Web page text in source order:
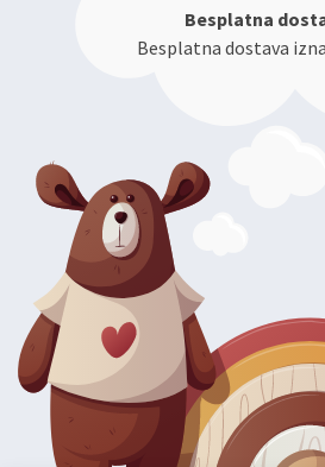
Besplatna
Besplatna dostava